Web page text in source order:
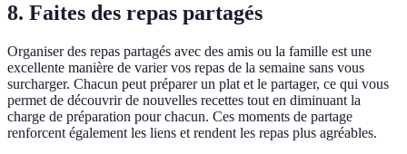
8. Faites des repas partagés
Organiser des repas partagés avec des amis ou la famille est une
excellente manière de varier vos repas de la semaine sans vous
surcharger. Chacun peut préparer un plat et le partager, ce qui vous
permet de découvrir de nouvelles recettes tout en diminuant la
charge de préparation pour chacun. Ces moments de partage
renforcent également les liens et rendent les repas plus agréables.